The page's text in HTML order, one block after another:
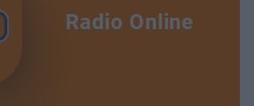
Radio Online